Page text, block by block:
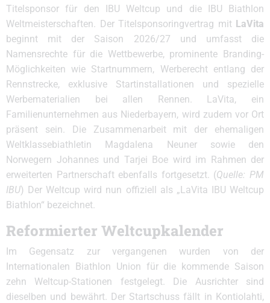
Titelsponsor für den IBU Weltcup und die IBU Biathlon
Weltmeisterschaften. Der Titelsponsoringvertrag mit LaVita
beginnt mit der Saison 2026/27 und umfasst die
Namensrechte für die Wettbewerbe, prominente Branding-
Möglichkeiten wie Startnummern, Werberecht entlang der
Rennstrecke, exklusive Startinstallationen und spezielle
Werbematerialien bei allen Rennen. LaVita, ein
Familienunternehmen aus Niederbayern, wird zudem vor Ort
präsent sein. Die Zusammenarbeit mit der ehemaligen
Weltklassebiathletin Magdalena Neuner sowie den
Norwegern Johannes und Tarjei Boe wird im Rahmen der
erweiterten Partnerschaft ebenfalls fortgesetzt. (Quelle: PM
IBU) Der Weltcup wird nun offiziell als „LaVita IBU Weltcup
Biathlon“ bezeichnet.
Reformierter Weltcupkalender
Im Gegensatz zur vergangenen wurden von der
Internationalen Biathlon Union für die kommende Saison
zehn Weltcup-Stationen festgelegt. Die Ausrichter sind
dieselben und bewährt. Der Startschuss fällt in Kontiolahti,